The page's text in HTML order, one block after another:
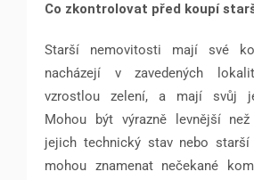
Co zkontrolovat před koupí
Starší nemovitosti mají své
nacházejí v zavedených
vzrostlou zelení, a mají svůj
Mohou být výrazně levnější
jejich technický stav nebo starší
mohou znamenat nečekané